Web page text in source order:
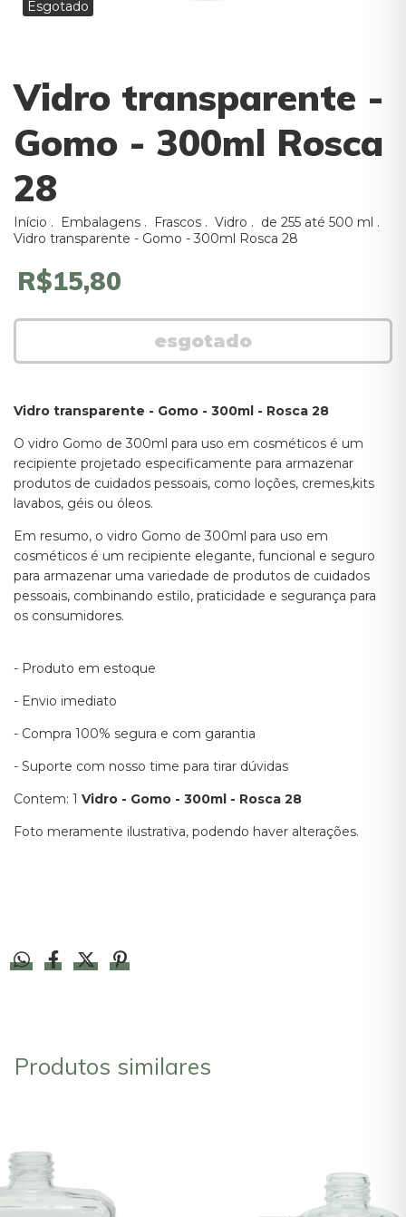
Vidro transparente -
Gomo - 300ml Rosca
28
Início . Embalagens . Frascos . Vidro . de 255 até 500 ml .
Vidro transparente - Gomo - 300ml Rosca 28
R$15,80
Vidro transparente - Gomo - 300ml - Rosca 28
O vidro Gomo de 300ml para uso em cosméticos é um
recipiente projetado especificamente para armazenar
produtos de cuidados pessoais, como loções, cremes,kits
lavabos, géis ou óleos.
Em resumo, o vidro Gomo de 300ml para uso em
cosméticos é um recipiente elegante, funcional e seguro
para armazenar uma variedade de produtos de cuidados
pessoais, combinando estilo, praticidade e segurança para
os consumidores.
- Produto em estoque
- Envio imediato
- Compra 100% segura e com garantia
- Suporte com nosso time para tirar dúvidas
Contem: 1 Vidro - Gomo - 300ml - Rosca 28
Foto meramente ilustrativa, podendo haver alterações.
Esgotado
Produtos similares